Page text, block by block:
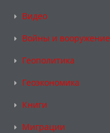
Видео
Войны и вооружение
Геополитика
Геоэкономика
Книги
Миграции